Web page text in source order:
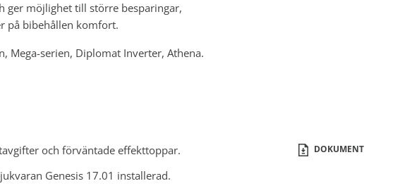
ger möjlighet till större besparingar,
på bibehållen komfort.
Mega-serien, Diplomat Inverter, Athena.
och förväntade effekttoppar.
Genesis 17.01 installerad.
DOKUMENT